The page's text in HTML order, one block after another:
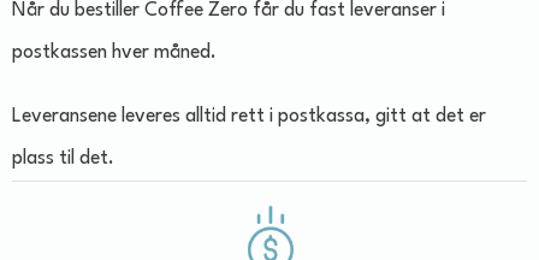
Når du bestiller Coffee Zero får du fast leveranser i
postkassen hver måned.
Leveransene leveres alltid rett i postkassa, gitt at det er
plass til det.